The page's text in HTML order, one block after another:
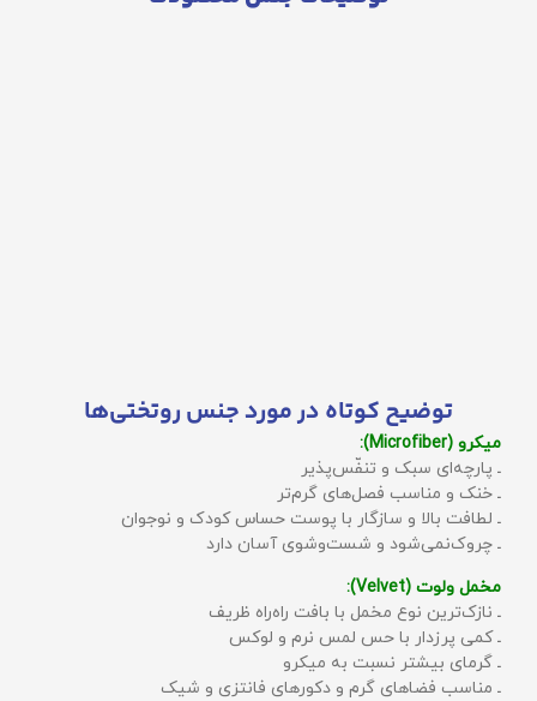
توضیح کوتاه در مورد جنس روتختی‌ها
میکرو (Microfiber):
ـ پارچه‌ای سبک و تنفّس‌پذیر
ـ خنک و مناسب فصل‌های گرم‌تر
ـ لطافت بالا و سازگار با پوست حساس کودک و نوجوان
ـ چروک‌نمی‌شود و شست‌وشوی آسان دارد
مخمل ولوت (Velvet):
ـ نازک‌ترین نوع مخمل با بافت راه‌راه ظریف
ـ کمی پرزدار با حس لمس نرم و لوکس
ـ گرمای بیشتر نسبت به میکرو
ـ مناسب فضاهای گرم و دکورهای فانتزی و شیک